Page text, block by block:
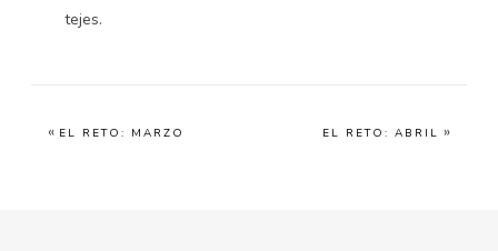
tejes.
« EL RETO: MARZO EL RETO: ABRIL »